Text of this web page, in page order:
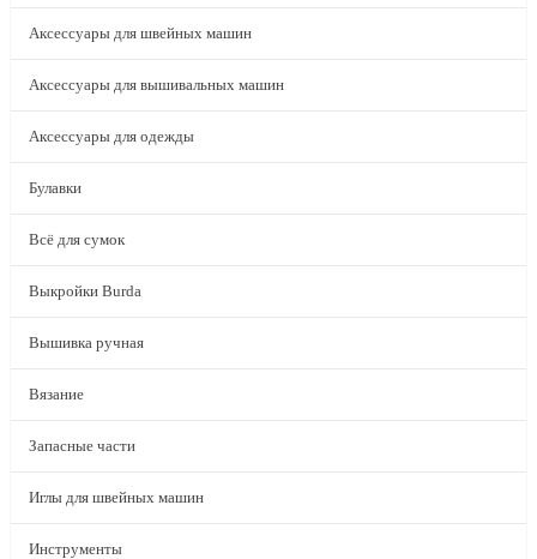
Аксессуары для швейных машин
Аксессуары для вышивальных машин
Аксессуары для одежды
Булавки
Всё для сумок
Выкройки Burda
Вышивка ручная
Вязание
Запасные части
Иглы для швейных машин
Инструменты